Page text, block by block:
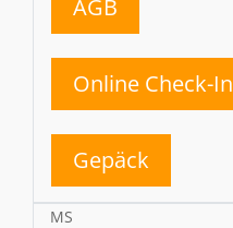
AGB
Online Check-In
Gepäck
MS